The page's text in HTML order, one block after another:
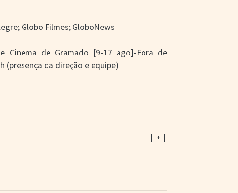
Globo Filmes; GloboNews
Cinema de Gramado [9-17 ago]-Fora de
(presença da direção e equipe)
| + |